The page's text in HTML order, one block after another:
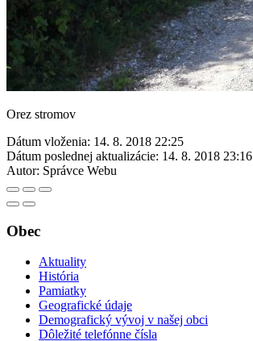
Orez stromov
Dátum vloženia: 14. 8. 2018 22:25
Dátum poslednej aktualizácie: 14. 8. 2018 23:16
Autor: Správce Webu
Obec
Aktuality
História
Pamiatky
Geografické údaje
Demografický vývoj v našej obci
Dôležité telefónne čísla